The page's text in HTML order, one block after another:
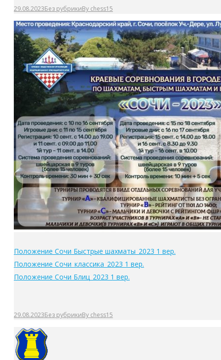
29.08.2023Без рубрикиBy chess15
Положение Сочи Быстрые шахматы_2023 1 вер.
Положение Сочи_классика_2023 1 вер.
Положение Сочи Блиц_2023 1 вер.
29.08.2023Без рубрикиBy chess15